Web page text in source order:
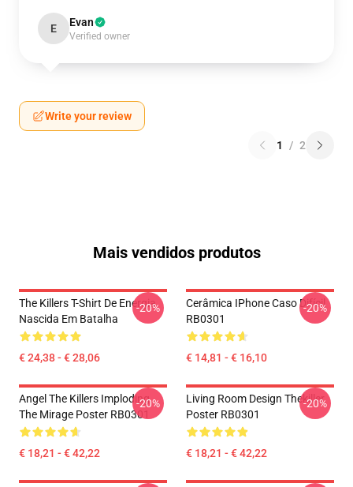
E Evan
Verified owner
Write your review
1 / 2
Mais vendidos produtos
The Killers T-Shirt De Energia
Nascida Em Batalha
€ 24,38 - € 28,06
-20%
Cerâmica IPhone Caso Difícil
RB0301
€ 14,81 - € 16,10
-20%
Angel The Killers Imploding
The Mirage Poster RB0301
€ 18,21 - € 42,22
-20%
Living Room Design Thekiller
Poster RB0301
€ 18,21 - € 42,22
-20%